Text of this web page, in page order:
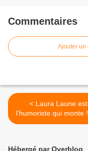
Commentaires
Ajouter un
< Laura Laune est
l’humoriste qui monte !
vous présente son
Hébergé par Overblog